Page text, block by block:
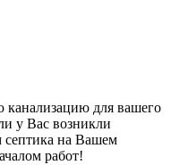
канализацию для вашего
у Вас возникли
септика на Вашем
работ!